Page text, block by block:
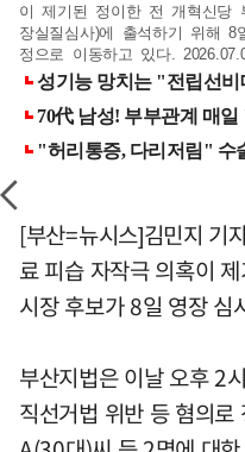
이 제기된 정이한 전 개혁신당
장실질심사)에 출석하기 위해
정으로 이동하고 있다.
[부산=뉴시스]김민지 기
료 피습 자작극 의혹이
시장 후보가 8일 영장 심
부산지법은 이날 오후 2
직선거법 위반 등 혐의